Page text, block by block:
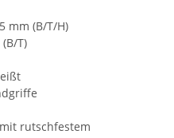
mm (B/T/H)
T)
rutschfestem